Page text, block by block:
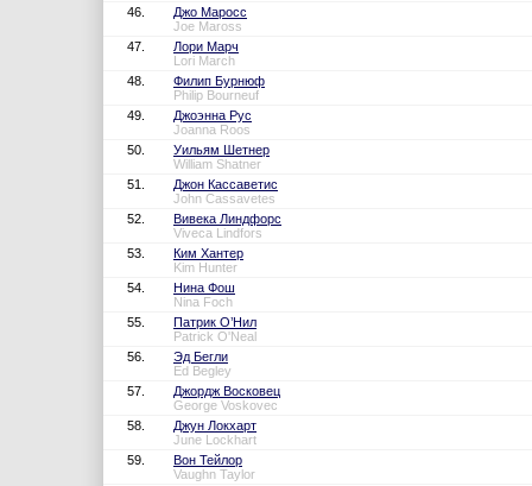
46.
Джо Маросс
Joe Maross
47.
Лори Марч
Lori March
48.
Филип Бурнюф
Philip Bourneuf
49.
Джоэнна Рус
Joanna Roos
50.
Уильям Шетнер
William Shatner
51.
Джон Кассаветис
John Cassavetes
52.
Вивека Линдфорс
Viveca Lindfors
53.
Ким Хантер
Kim Hunter
54.
Нина Фош
Nina Foch
55.
Патрик О’Нил
Patrick O'Neal
56.
Эд Бегли
Ed Begley
57.
Джордж Восковец
George Voskovec
58.
Джун Локхарт
June Lockhart
59.
Вон Тейлор
Vaughn Taylor